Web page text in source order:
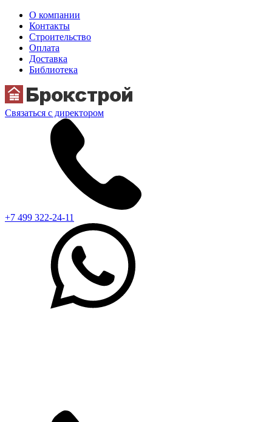
О компании
Контакты
Строительство
Оплата
Доставка
Библиотека
Связаться с директором
+7 499 322-24-11